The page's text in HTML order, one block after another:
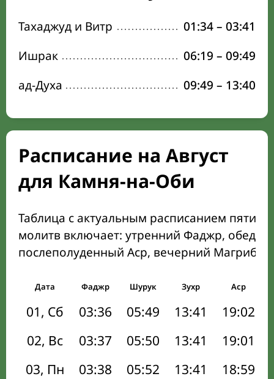
Тахаджуд и Витр 01:34– 03:41
Ишрак
06:19 – 09:49
ад-Духа
09:49 – 13:40
Расписание на Август
для Камня-на-Оби
Таблица с актуальным расписанием пяти
молитв включает: утренний Фаджр,
послеполуденный Аср, вечерний Магриб
Дата Фаджр Шурук Зухр Аср
01, Сб 03:36 05:49 13:41 19:02
02, Вс
03:37 05:50 13:41 19:01
03, Пн
03:38 05:52 13:41 18:59